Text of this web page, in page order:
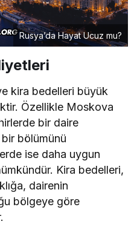
Rusya’da Hayat Ucuz mu?
kira bedelleri büyük
Özellikle Moskova
bir daire
bölümünü
ise daha uygun
Kira bedelleri,
dairenin
bölgeye göre